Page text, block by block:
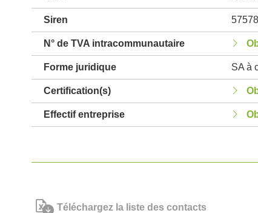
Siren
N° de TVA intracommunautaire
Forme juridique SA à
Certification(s)
Effectif entreprise
Téléchargez la liste des contacts